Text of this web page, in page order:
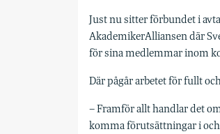
Just nu sitter förbundet i
AkademikerAlliansen där
för sina medlemmar inom
Där pågår arbetet för fullt
– Framför allt handlar det
komma förutsättningar i